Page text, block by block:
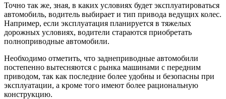
Точно так же, зная, в каких условиях будет эксплуатироваться
автомобиль, водитель выбирает и тип привода ведущих колес.
Например, если эксплуатация планируется в тяжелых
дорожных условиях, водители стараются приобретать
полноприводные автомобили.
Необходимо отметить, что заднеприводные автомобили
постепенно вытесняются с рынка машинами с передним
приводом, так как последние более удобны и безопасны при
эксплуатации, а кроме того имеют более рациональную
конструкцию.